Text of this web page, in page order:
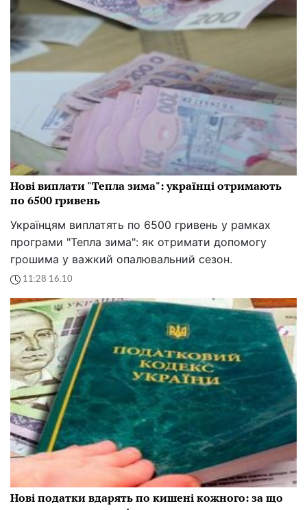
Нові виплати "Тепла зима": українці отримають
по 6500 гривень
Українцям виплатять по 6500 гривень у рамках
програми "Тепла зима": як отримати допомогу
грошима у важкий опалювальний сезон.
11:28 16.10
Нові податки вдарять по кишені кожного: за що